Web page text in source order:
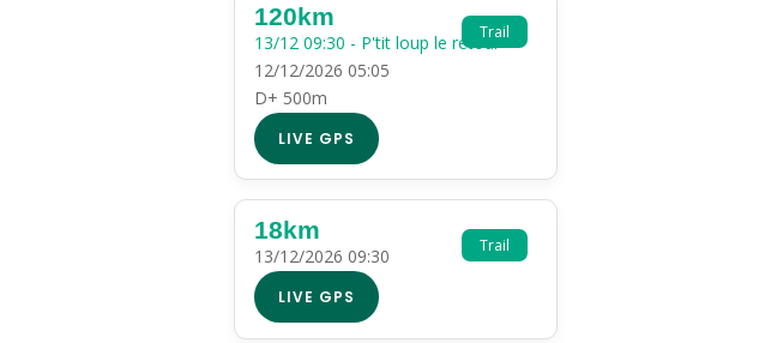
Trail
120km
13/12 09:30 - P'tit loup le retour
12/12/2026 05:05
D+ 500m
LIVE GPS
Trail
18km
13/12/2026 09:30
LIVE GPS